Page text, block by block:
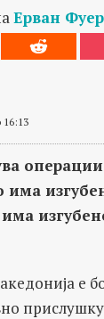
Ерван
16:13
има
е